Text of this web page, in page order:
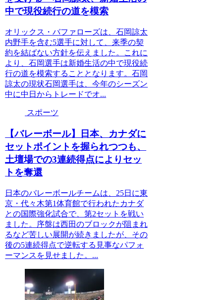
中で現役続行の道を模索
オリックス・バファローズは、石岡諒太
内野手を含む5選手に対して、来季の契
約を結ばない方針を伝えました。これに
より、石岡選手は新婚生活の中で現役続
行の道を模索することとなります。石岡
諒太の現状石岡選手は、今年のシーズン
中に中日からトレードでオ...
スポーツ
【バレーボール】日本、カナダに
セットポイントを握られつつも、
土壇場での3連続得点によりセッ
トを奪還
日本のバレーボールチームは、25日に東
京・代々木第1体育館で行われたカナダ
との国際強化試合で、第2セットを戦い
ました。序盤は西田のブロックが阻まれ
るなど苦しい展開が続きましたが、その
後の5連続得点で逆転する見事なパフォ
ーマンスを見せました。...